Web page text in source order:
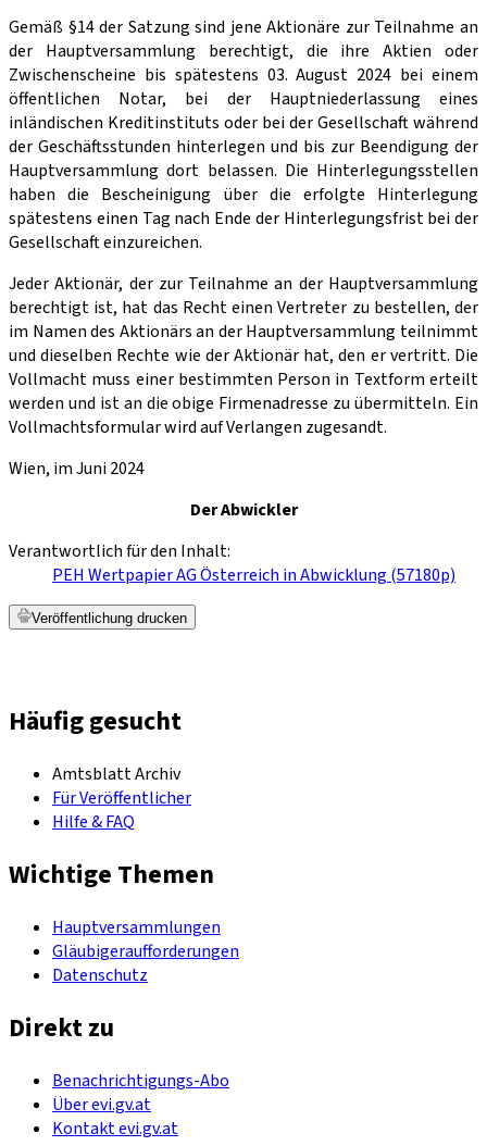
Gemäß §14 der Satzung sind jene Aktionäre zur Teilnahme an
der Hauptversammlung berechtigt, die ihre Aktien oder
Zwischenscheine bis spätestens 03. August 2024 bei einem
öffentlichen Notar, bei der Hauptniederlassung eines
inländischen Kreditinstituts oder bei der Gesellschaft während
der Geschäftsstunden hinterlegen und bis zur Beendigung der
Hauptversammlung dort belassen. Die Hinterlegungsstellen
haben die Bescheinigung über die erfolgte Hinterlegung
spätestens einen Tag nach Ende der Hinterlegungsfrist bei der
Gesellschaft einzureichen.
Jeder Aktionär, der zur Teilnahme an der Hauptversammlung
berechtigt ist, hat das Recht einen Vertreter zu bestellen, der
im Namen des Aktionärs an der Hauptversammlung teilnimmt
und dieselben Rechte wie der Aktionär hat, den er vertritt. Die
Vollmacht muss einer bestimmten Person in Textform erteilt
werden und ist an die obige Firmenadresse zu übermitteln. Ein
Vollmachtsformular wird auf Verlangen zugesandt.
Wien, im Juni 2024
Der Abwickler
Verantwortlich für den Inhalt:
PEH Wertpapier AG Österreich in Abwicklung (57180p)
Veröffentlichung drucken
Häufig gesucht
Amtsblatt Archiv
Für Veröffentlicher
Hilfe & FAQ
Wichtige Themen
Hauptversammlungen
Gläubigeraufforderungen
Datenschutz
Direkt zu
Benachrichtigungs-Abo
Über evi.gv.at
Kontakt evi.gv.at